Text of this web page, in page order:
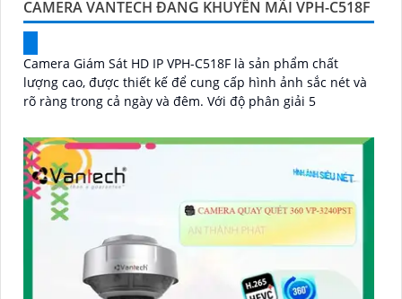
CAMERA VANTECH ĐANG KHUYẾN MÃI VPH-C518F
Camera Giám Sát HD IP VPH-C518F là sản phẩm chất
lượng cao, được thiết kế để cung cấp hình ảnh sắc nét và
rõ ràng trong cả ngày và đêm. Với độ phân giải 5